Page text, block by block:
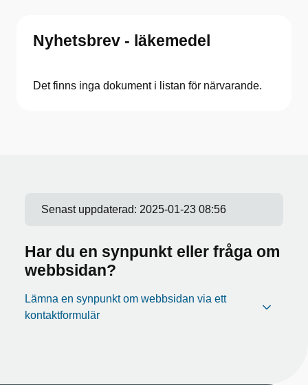
Nyhetsbrev - läkemedel
Det finns inga dokument i listan för närvarande.
Senast uppdaterad: 2025-01-23 08:56
Har du en synpunkt eller fråga om
webbsidan?
Lämna en synpunkt om webbsidan via ett
kontaktformulär